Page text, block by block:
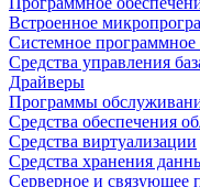
Встроенное
Системное программное
Средства управления
Драйверы
Программы
Средства обеспечения
Средства виртуализации
Средства хранения
Серверное и связующее